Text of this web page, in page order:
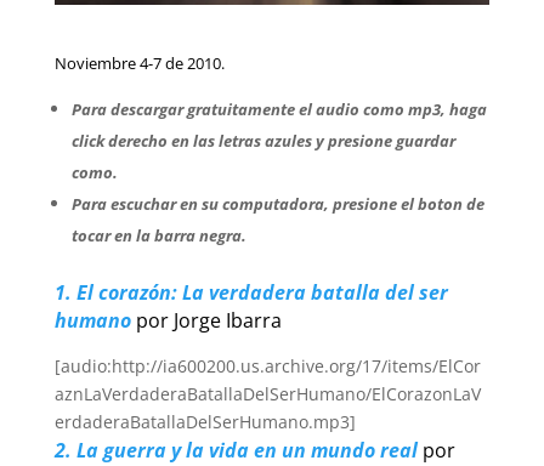
Noviembre 4-7 de 2010.
Para descargar gratuitamente el audio como mp3, haga
click derecho en las letras azules y presione guardar
como.
Para escuchar en su computadora, presione el boton de
tocar en la barra negra.
1. El corazón: La verdadera batalla del ser
humanopor Jorge Ibarra
[audio:http://ia600200.us.archive.org/17/items/ElCor
aznLaVerdaderaBatallaDelSerHumano/ElCorazonLaV
erdaderaBatallaDelSerHumano.mp3]
2. La guerra y la vida en un mundo realpor